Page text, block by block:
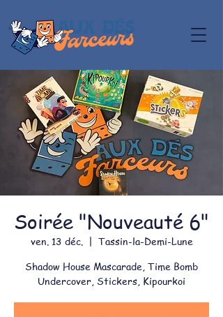
Soirée "Nouveauté 6"
ven. 13 déc.
  |
Tassin-la-Demi-Lune
Shadow House Mascarade, Time Bomb
Undercover, Stickers, Kipourkoi